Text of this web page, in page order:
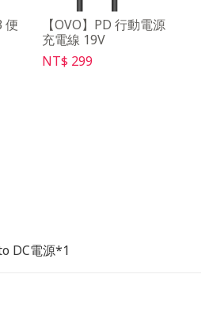
便
【OVO】PD 行動電源
充電線 19V
NT$ 299
DC電源*1